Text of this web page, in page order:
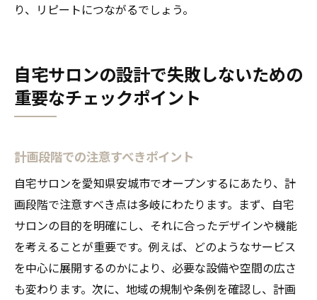
り、リピートにつながるでしょう。
自宅サロンの設計で失敗しないための
重要なチェックポイント
計画段階での注意すべきポイント
自宅サロンを愛知県安城市でオープンするにあたり、計
画段階で注意すべき点は多岐にわたります。まず、自宅
サロンの目的を明確にし、それに合ったデザインや機能
を考えることが重要です。例えば、どのようなサービス
を中心に展開するのかにより、必要な設備や空間の広さ
も変わります。次に、地域の規制や条例を確認し、計画